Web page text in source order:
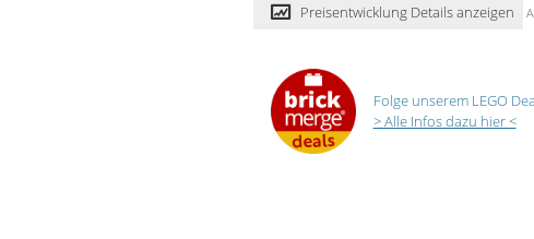
Preisentwicklung Details anzeigen
Folge unserem LEGO
> Alle Infos dazu hier <